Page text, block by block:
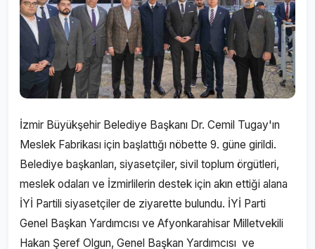
İzmir Büyükşehir Belediye Başkanı Dr. Cemil Tugay'ın
Meslek Fabrikası için başlattığı nöbette 9. güne girildi.
Belediye başkanları, siyasetçiler, sivil toplum örgütleri,
meslek odaları ve İzmirlilerin destek için akın ettiği alana
İYİ Partili siyasetçiler de ziyarette bulundu. İYİ Parti
Genel Başkan Yardımcısı ve Afyonkarahisar Milletvekili
Hakan Şeref Olgun, Genel Başkan Yardımcısı ve